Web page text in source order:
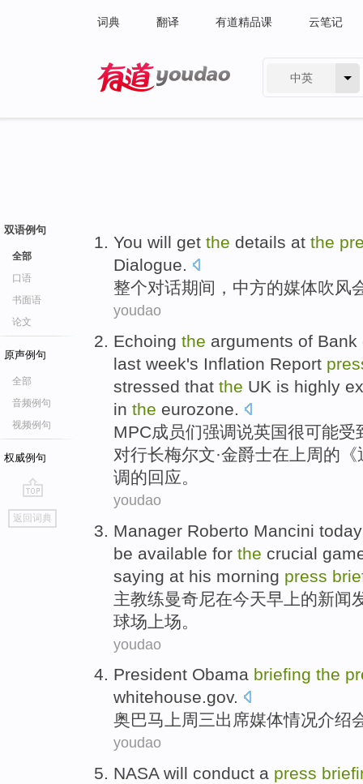
词典 翻译 有道精品课 云笔记
中英
双语例句
全部
口语
书面语
论文
原声例句
全部
音频例句
视频例句
权威例句
go
top
返回词典
You will get the details at the
Dialogue.
整个对话期间，中方的媒体吹风
youdao
Echoing the arguments of
last week's Inflation Report
stressed that the UK is highly
in the eurozone.
MPC成员们强调说英国很可能受
对行长梅尔文·金爵士在 上周的《
调的回应。
youdao
Manager Roberto Mancini today
be available for the crucial
saying at his morning press
主教练曼奇尼在今天早上的新闻
球场 上场 。
youdao
President Obama briefing the
whitehouse.gov.
奥巴马 上周三出席媒体情况介绍
youdao
NASA will conduct a press